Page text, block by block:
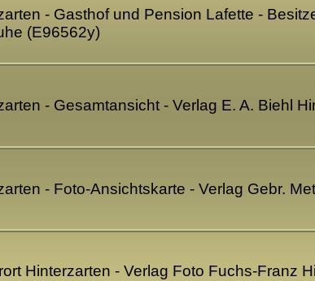
- Gasthof und Pension Lafette -
(E96562y)
- Gesamtansicht - Verlag E. A. Biehl
- Foto-Ansichtskarte - Verlag Gebr.
Hinterzarten - Verlag Foto Fuchs-Franz